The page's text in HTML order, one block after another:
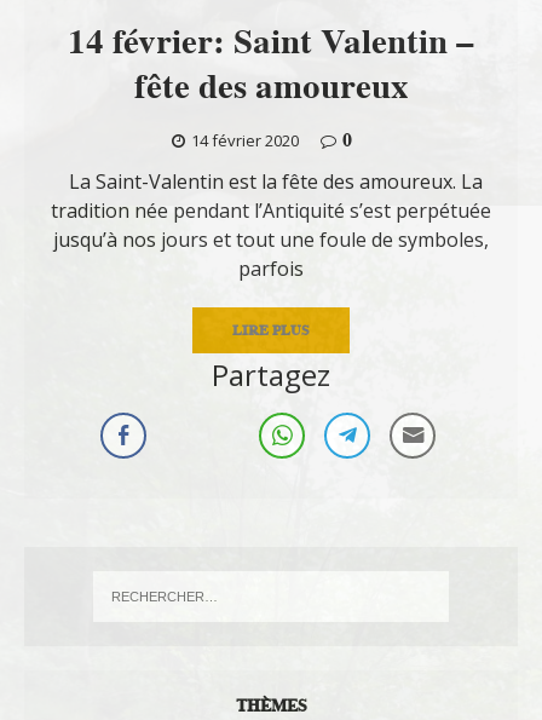
14 février: Saint Valentin –
fête des amoureux
14 février 2020
0
La Saint-Valentin est la fête des amoureux. La
tradition née pendant l’Antiquité s’est perpétuée
jusqu’à nos jours et tout une foule de symboles,
parfois
LIRE PLUS
Partagez
THÈMES